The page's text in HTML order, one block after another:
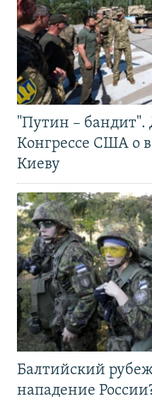
"Путин – бандит".
Конгрессе США о
Киеву
Балтийский
нападение